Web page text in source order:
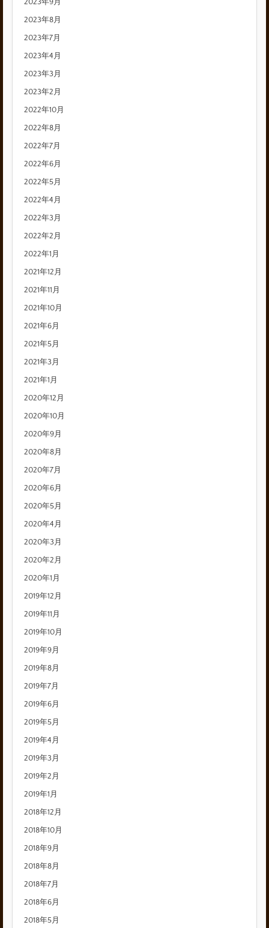
2023年8月
2023年7月
2023年4月
2023年3月
2023年2月
2022年10月
2022年8月
2022年7月
2022年6月
2022年5月
2022年4月
2022年3月
2022年2月
2022年1月
2021年12月
2021年11月
2021年10月
2021年6月
2021年5月
2021年3月
2021年1月
2020年12月
2020年10月
2020年9月
2020年8月
2020年7月
2020年6月
2020年5月
2020年4月
2020年3月
2020年2月
2020年1月
2019年12月
2019年11月
2019年10月
2019年9月
2019年8月
2019年7月
2019年6月
2019年5月
2019年4月
2019年3月
2019年2月
2019年1月
2018年12月
2018年10月
2018年9月
2018年8月
2018年7月
2018年6月
2018年5月